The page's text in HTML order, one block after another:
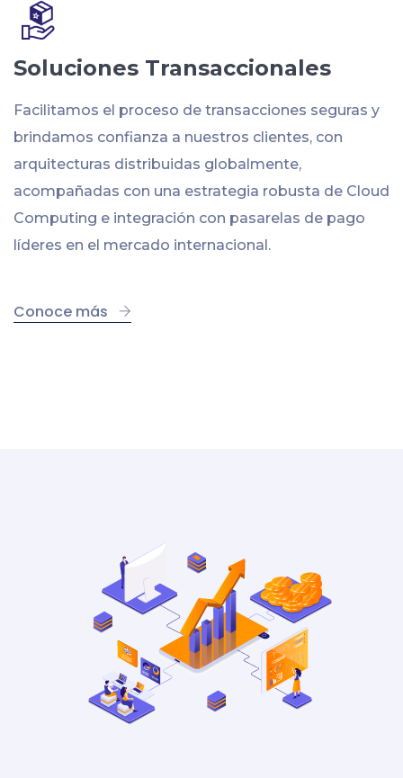
Soluciones Transaccionales
Facilitamos el proceso de transacciones seguras y
brindamos confianza a nuestros clientes, con
arquitecturas distribuidas globalmente,
acompañadas con una estrategia robusta de Cloud
Computing e integración con pasarelas de pago
líderes en el mercado internacional.
Conoce más